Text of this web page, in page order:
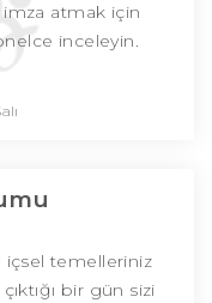
atmak için
inceleyin.
içsel temelleriniz
bir gün sizi